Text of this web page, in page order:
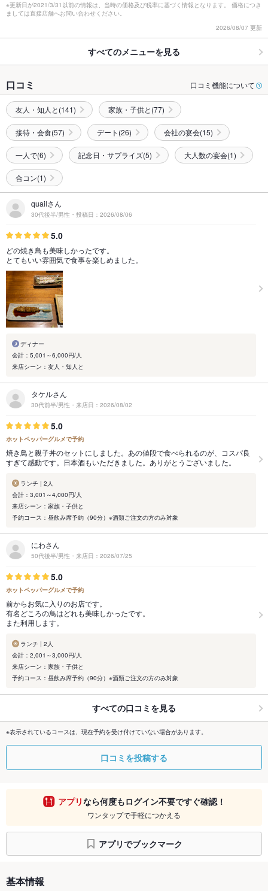
※更新日が2021/3/31以前の情報は、当時の価格及び税率に基づく情報となります。 価格につき
ましては直接店舗へお問い合わせください。
2026/08/07 更新
すべてのメニューを見る
口コミ 口コミ機能について
友人・知人と(141) 家族・子供と(77)
接待・会食(57) デート(26) 会社の宴会(15)
一人で(6) 記念日・サプライズ(5) 大人数の宴会(1)
合コン(1)
quailさん
30代後半/男性・投稿日：2026/08/06
5.0
どの焼き鳥も美味しかったです。
とてもいい雰囲気で食事を楽しめました。
ディナー
会計：5,001～6,000円/人
来店シーン：友人・知人と
タケルさん
30代前半/男性・来店日：2026/08/02
5.0
ホットペッパーグルメで予約
焼き鳥と親子丼のセットにしました。あの値段で食べられるのが、コスパ良
すぎて感動です。日本酒もいただきました。ありがとうございました。
ランチ | 2人
会計：3,001～4,000円/人
来店シーン：家族・子供と
予約コース：昼飲み席予約（90分）※酒類ご注文の方のみ対象
にわさん
50代後半/男性・来店日：2026/07/25
5.0
ホットペッパーグルメで予約
前からお気に入りのお店です。
有名どころの鳥はどれも美味しかったです。
また利用します。
ランチ | 2人
会計：2,001～3,000円/人
来店シーン：家族・子供と
予約コース：昼飲み席予約（90分）※酒類ご注文の方のみ対象
すべての口コミを見る
※表示されているコースは、現在予約を受け付けていない場合があります。
口コミを投稿する
アプリなら何度もログイン不要ですぐ確認！
ワンタップで手軽につかえる
アプリでブックマーク
基本情報